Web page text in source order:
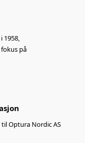
1958,
på
Optura Nordic AS